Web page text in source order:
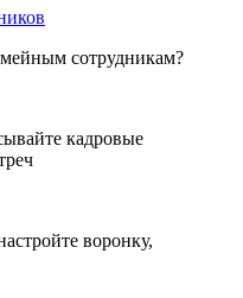
сотрудникам?
кадровые
воронку,